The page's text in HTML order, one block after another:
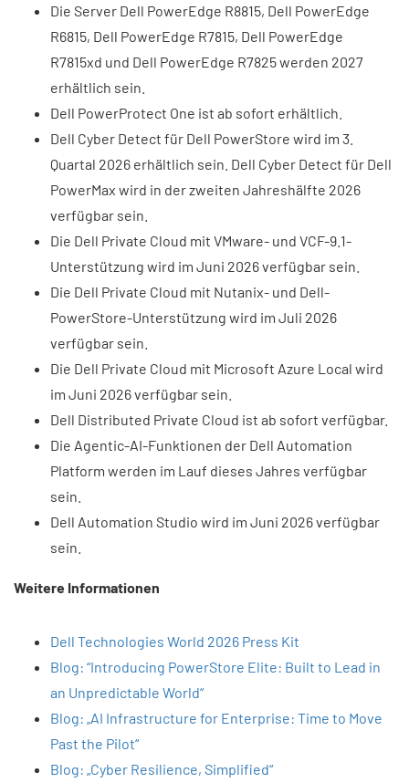
Die Server Dell PowerEdge R8815, Dell PowerEdge
R6815, Dell PowerEdge R7815, Dell PowerEdge
R7815xd und Dell PowerEdge R7825 werden 2027
erhältlich sein.
Dell PowerProtect One ist ab sofort erhältlich.
Dell Cyber Detect für Dell PowerStore wird im 3.
Quartal 2026 erhältlich sein. Dell Cyber Detect für Dell
PowerMax wird in der zweiten Jahreshälfte 2026
verfügbar sein.
Die Dell Private Cloud mit VMware- und VCF-9.1-
Unterstützung wird im Juni 2026 verfügbar sein.
Die Dell Private Cloud mit Nutanix- und Dell-
PowerStore-Unterstützung wird im Juli 2026
verfügbar sein.
Die Dell Private Cloud mit Microsoft Azure Local wird
im Juni 2026 verfügbar sein.
Dell Distributed Private Cloud ist ab sofort verfügbar.
Die Agentic-AI-Funktionen der Dell Automation
Platform werden im Lauf dieses Jahres verfügbar
sein.
Dell Automation Studio wird im Juni 2026 verfügbar
sein.
Weitere Informationen
Dell Technologies World 2026 Press Kit
Blog: “Introducing PowerStore Elite: Built to Lead in
an Unpredictable World“
Blog: „AI Infrastructure for Enterprise: Time to Move
Past the Pilot“
Blog: „Cyber Resilience, Simplified“